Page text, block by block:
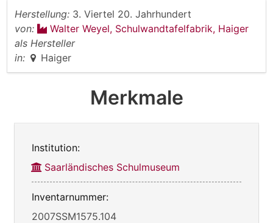
Herstellung: 3. Viertel 20. Jahrhundert
von:
Walter Weyel, Schulwandtafelfabrik, Haiger
als Hersteller
in:
Haiger
Merkmale
Institution:
Saarländisches Schulmuseum
Inventarnummer:
2007SSM1575.104